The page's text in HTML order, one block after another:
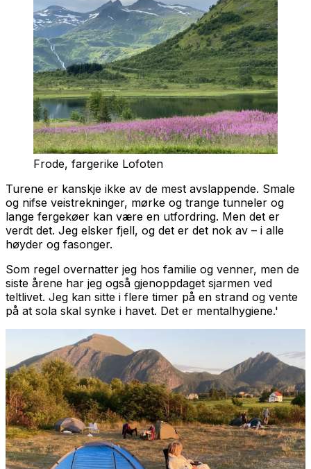
Frode, fargerike Lofoten
Turene er kanskje ikke av de mest avslappende. Smale
og nifse veistrekninger, mørke og trange tunneler og
lange fergekøer kan være en utfordring. Men det er
verdt det. Jeg elsker fjell, og det er det nok av – i alle
høyder og fasonger.
Som regel overnatter jeg hos familie og venner, men de
siste årene har jeg også gjenoppdaget sjarmen ved
teltlivet. Jeg kan sitte i flere timer på en strand og vente
på at sola skal synke i havet. Det er mentalhygiene.'